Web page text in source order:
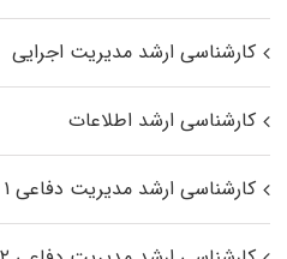
کارشناسی ارشد مدیریت اجرایی
کارشناسی ارشد اطلاعات
کارشناسی ارشد مدیریت دفاعی ۱